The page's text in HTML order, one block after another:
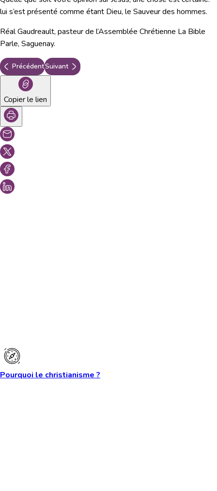
lui s’est présenté comme étant Dieu, le Sauveur des hommes.
Réal Gaudreault, pasteur de l’Assemblée Chrétienne La Bible
Parle, Saguenay.
PrécédentSuivant
Copier le lien
Pourquoi le christianisme ?